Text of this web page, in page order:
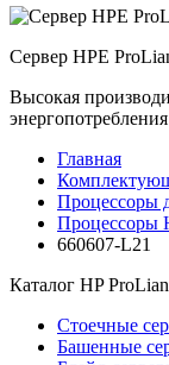
Сервер HPE
Высокая
Главная
Процессоры
Процессоры
660607-L21
Каталог HP
Стоечные
Башенные